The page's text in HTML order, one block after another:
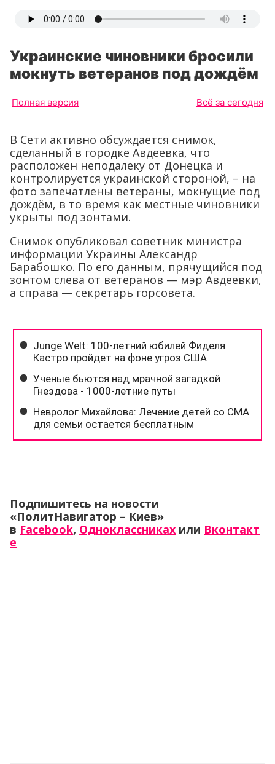
Украинские чиновники бросили
мокнуть ветеранов под дождём
Полная версия Всё за сегодня
В Сети активно обсуждается снимок,
сделанный в городке Авдеевка, что
расположен неподалеку от Донецка и
контролируется украинской стороной, – на
фото запечатлены ветераны, мокнущие под
дождём, в то время как местные чиновники
укрыты под зонтами.
Снимок опубликовал советник министра
информации Украины Александр
Барабошко. По его данным, прячущийся под
зонтом слева от ветеранов — мэр Авдеевки,
а справа — секретарь горсовета.
Подпишитесь на новости
«ПолитНавигатор – Киев»
в Facebook, Одноклассниках или Вконтакт
е